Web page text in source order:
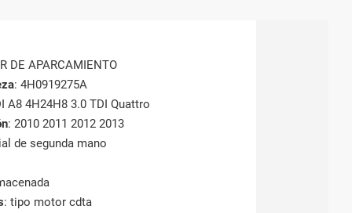
DE APARCAMIENTO
: 4H0919275A
A8 4H24H8 3.0 TDI Quattro
: 2010 2011 2012 2013
de segunda mano
: tipo motor cdta